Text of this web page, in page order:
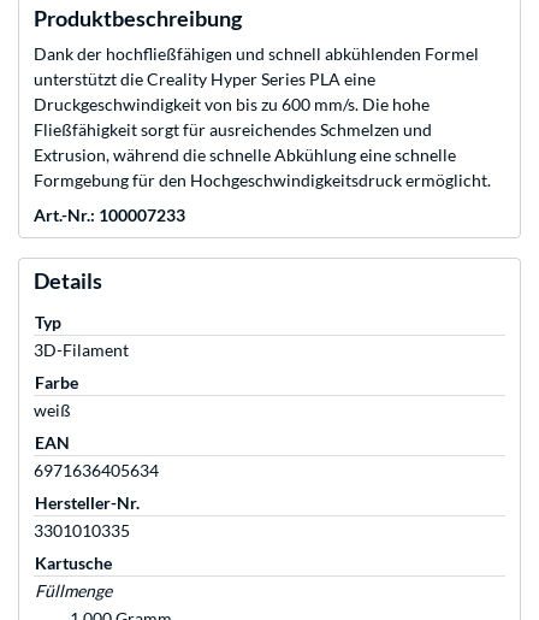
Produktbeschreibung
Dank der hochfließfähigen und schnell abkühlenden Formel
unterstützt die Creality Hyper Series PLA eine
Druckgeschwindigkeit von bis zu 600 mm/s. Die hohe
Fließfähigkeit sorgt für ausreichendes Schmelzen und
Extrusion, während die schnelle Abkühlung eine schnelle
Formgebung für den Hochgeschwindigkeitsdruck ermöglicht.
Art.-Nr.: 100007233
Details
Typ
3D-Filament
Farbe
weiß
EAN
6971636405634
Hersteller-Nr.
3301010335
Kartusche
Füllmenge